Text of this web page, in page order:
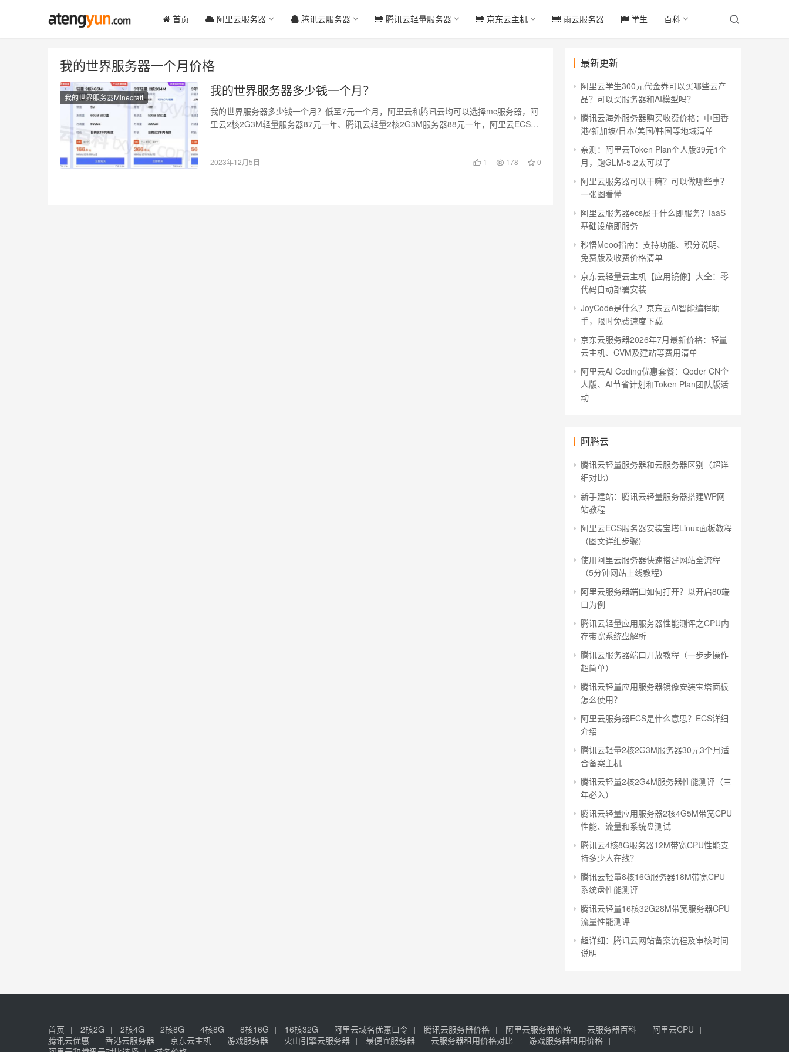
首页 阿里云服务器 腾讯云服务器 腾讯云轻量服务器 京东云主机 雨云服务器 学生 百科
我的世界服务器一个月价格
我的世界服务器Minecraft 我的世界服务器多少钱一个月？
我的世界服务器多少钱一个月？低至7元一个月，阿里云和腾讯云均可以选择mc服务器，阿
里云2核2G3M轻量服务器87元一年、腾讯云轻量2核2G3M服务器88元一年，阿里云ECS云
2023年12月5日 1 178 0
最新更新
阿里云学生300元代金券可以买哪些云产
品？可以买服务器和AI模型吗？
腾讯云海外服务器购买收费价格：中国香
港/新加坡/日本/美国/韩国等地域清单
亲测：阿里云Token Plan个人版39元1个
月，跑GLM-5.2太可以了
阿里云服务器可以干嘛？可以做哪些事？
一张图看懂
阿里云服务器ecs属于什么即服务？IaaS
基础设施即服务
秒悟Meoo指南：支持功能、积分说明、
免费版及收费价格清单
京东云轻量云主机【应用镜像】大全：零
代码自动部署安装
JoyCode是什么？京东云AI智能编程助
手，限时免费速度下载
京东云服务器2026年7月最新价格：轻量
云主机、CVM及建站等费用清单
阿里云AI Coding优惠套餐：Qoder CN个
人版、AI节省计划和Token Plan团队版活
动
阿腾云
腾讯云轻量服务器和云服务器区别（超详
细对比）
新手建站：腾讯云轻量服务器搭建WP网
站教程
阿里云ECS服务器安装宝塔Linux面板教程
（图文详细步骤）
使用阿里云服务器快速搭建网站全流程
（5分钟网站上线教程）
阿里云服务器端口如何打开？以开启80端
口为例
腾讯云轻量应用服务器性能测评之CPU内
存带宽系统盘解析
腾讯云服务器端口开放教程（一步步操作
超简单）
腾讯云轻量应用服务器镜像安装宝塔面板
怎么使用？
阿里云服务器ECS是什么意思？ECS详细
介绍
腾讯云轻量2核2G3M服务器30元3个月适
合备案主机
腾讯云轻量2核2G4M服务器性能测评（三
年必入）
腾讯云轻量应用服务器2核4G5M带宽CPU
性能、流量和系统盘测试
腾讯云4核8G服务器12M带宽CPU性能支
持多少人在线？
腾讯云轻量8核16G服务器18M带宽CPU
系统盘性能测评
腾讯云轻量16核32G28M带宽服务器CPU
流量性能测评
超详细：腾讯云网站备案流程及审核时间
说明
首页 2核2G 2核4G 2核8G 4核8G 8核16G 16核32G 阿里云域名优惠口令 腾讯云服务器价格 阿里云服务器价格 云服务器百科
阿里云CPU
腾讯云优惠
香港云服务器 京东云主机 游戏服务器 火山引擎云服务器 最便宜服务器 云服务器租用价格对比
游戏服务器租用价格